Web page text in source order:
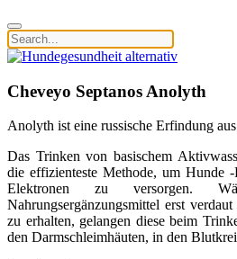
Cheveyo Septanos Anolyth
Anolyth ist eine russische Erfindung
Das Trinken von basischem
die effizienteste Methode, um Hunde
Elektronen zu versorgen.
Nahrungsergänzungsmittel erst
zu erhalten, gelangen diese beim
den Darmschleimhäuten, in den